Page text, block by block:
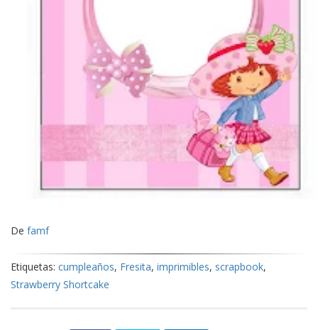
De famf
Etiquetas: cumpleaños, Fresita, imprimibles, scrapbook,
Strawberry Shortcake